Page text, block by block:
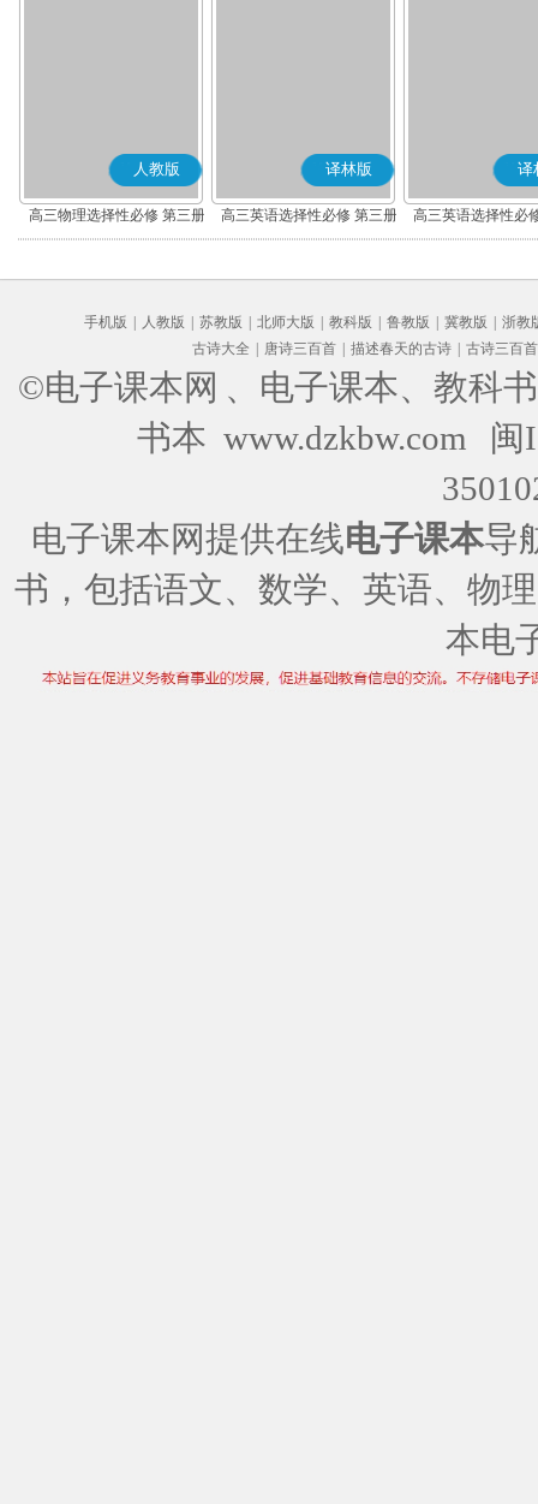
人教版
高三物理选择性必修 第三册
译林版
高三英语选择性必修 第三册
译
高三英语选择性必
手机版 人教版 苏教版 北师大版 教科版 鲁教版 冀教版
浙教
古诗大全
唐诗三百首 描述春天的古诗 古诗三百首
©电子课本网 、电子课本、教科
书本 www.dzkbw.com
闽
电子课本网提供在线电子课本导
书，包括语文、数学、英语、物
本电